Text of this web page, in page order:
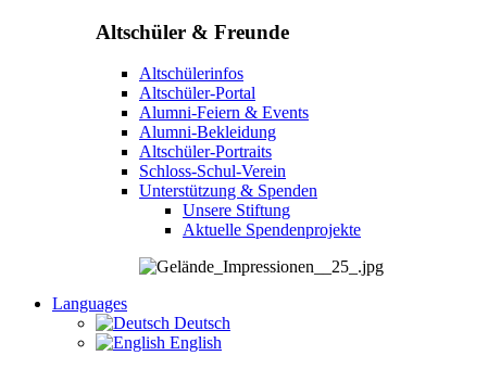
Altschüler & Freunde
Altschülerinfos
Altschüler-Portal
Alumni-Feiern & Events
Alumni-Bekleidung
Altschüler-Portraits
Schloss-Schul-Verein
Unterstützung & Spenden
Unsere Stiftung
Aktuelle Spendenprojekte
Languages
Deutsch
English